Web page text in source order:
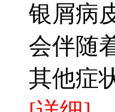
银屑病
会伴随
其他症